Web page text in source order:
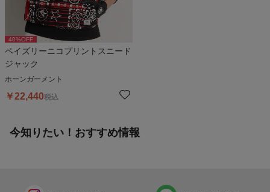
40%OFF
ペイズリーニコプリントスニード
ジャック
ホーンガーメント
￥22,440税込
今知りたい！おすすめ情報